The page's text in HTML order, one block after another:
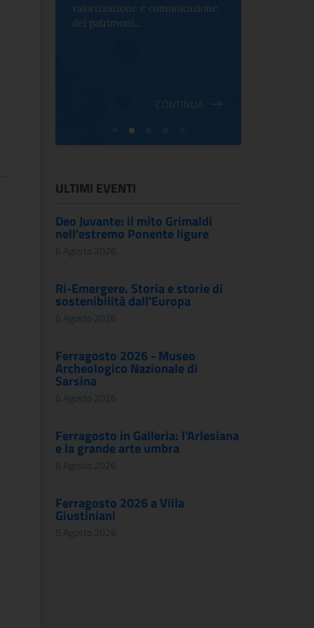
mostra che celebra lo spirito che
an...
CONTINUA
ULTIMI EVENTI
Deo Juvante: il mito Grimaldi
nell'estremo Ponente ligure
6 Agosto 2026
Ri-Emergere. Storia e storie di
sostenibilità dall'Europa
6 Agosto 2026
Ferragosto 2026 - Museo
Archeologico Nazionale di
Sarsina
6 Agosto 2026
Ferragosto in Galleria: l'Arlesiana
e la grande arte umbra
6 Agosto 2026
Ferragosto 2026 a Villa
Giustiniani
5 Agosto 2026